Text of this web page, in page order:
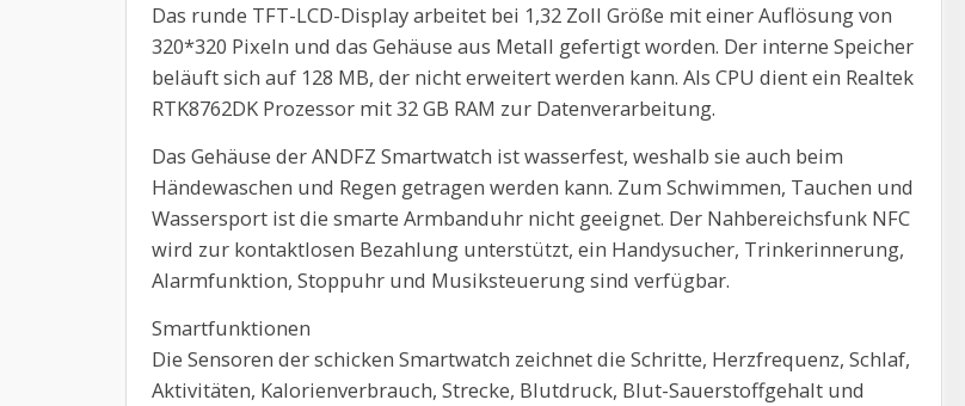
Das runde TFT-LCD-Display arbeitet bei 1,32 Zoll Größe mit einer Auflösung von
320*320 Pixeln und das Gehäuse aus Metall gefertigt worden. Der interne Speicher
beläuft sich auf 128 MB, der nicht erweitert werden kann. Als CPU dient ein Realtek
RTK8762DK Prozessor mit 32 GB RAM zur Datenverarbeitung.
Das Gehäuse der ANDFZ Smartwatch ist wasserfest, weshalb sie auch beim
Händewaschen und Regen getragen werden kann. Zum Schwimmen, Tauchen und
Wassersport ist die smarte Armbanduhr nicht geeignet. Der Nahbereichsfunk NFC
wird zur kontaktlosen Bezahlung unterstützt, ein Handysucher, Trinkerinnerung,
Alarmfunktion, Stoppuhr und Musiksteuerung sind verfügbar.
Smartfunktionen
Die Sensoren der schicken Smartwatch zeichnet die Schritte, Herzfrequenz, Schlaf,
Aktivitäten, Kalorienverbrauch, Strecke, Blutdruck, Blut-Sauerstoffgehalt und